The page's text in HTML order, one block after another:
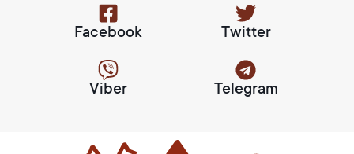
Facebook Twitter
Viber Telegram